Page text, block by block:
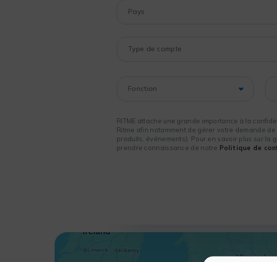
RITME attache une grande importance à la
Ritme afin notamment de gérer votre demande
produits, événements). Pour en savoir plus sur
prendre connaissance de notre Politique de